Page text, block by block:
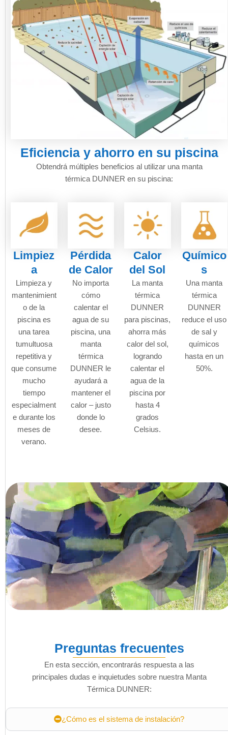
Eficiencia y ahorro en su piscina
Obtendrá múltiples beneficios al utilizar una manta
térmica DUNNER en su piscina:
Limpiez
a
Limpieza y
mantenimient
o de la
piscina es
una tarea
tumultuosa
repetitiva y
que consume
mucho
tiempo
especialment
e durante los
meses de
verano.
Pérdida
de Calor
No importa
cómo
calentar el
agua de su
piscina, una
manta
térmica
DUNNER le
ayudará a
mantener el
calor – justo
donde lo
desee.
Calor
del Sol
La manta
térmica
DUNNER
para piscinas,
ahorra más
calor del sol,
logrando
calentar el
agua de la
piscina por
hasta 4
grados
Celsius.
Químico
s
Una manta
térmica
DUNNER
reduce el uso
de sal y
químicos
hasta en un
50%.
Preguntas frecuentes
En esta sección, encontrarás respuesta a las
principales dudas e inquietudes sobre nuestra Manta
Térmica DUNNER:
¿Cómo es el sistema de instalación?